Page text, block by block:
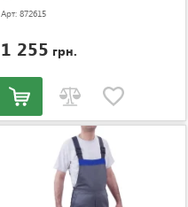
Арт: 872615
1 255 грн.